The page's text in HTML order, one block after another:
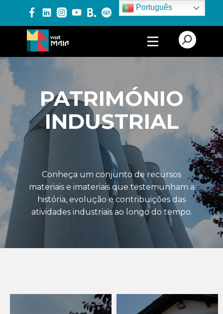
Português
PRODUTOS E SERVIÇOS
TURISMO CULTURAL
TURISMO DE LAZER
TURISMO DE NATUREZA
TURISMO
GASTRONÓMICO
TURISMO INDUSTRIAL
ADMINISTRAÇÃO
EXPERIÊNCIAS
PATRIMÓNIO
INDUSTRIAL
Conheça um conjunto de recursos
materiais e imateriais que testemunham a
história, evolução e contribuições das
atividades industriais ao longo do tempo.